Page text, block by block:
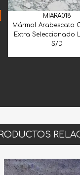
MIARA018
Mármol Arabescato
Extra Seleccionado
S/D